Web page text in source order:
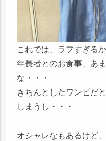
これでは、ラフすぎるか
年長者とのお食事、あ
な・・・
きちんとしたワンピだ
しまうし・・・
オシャレなもあるけど